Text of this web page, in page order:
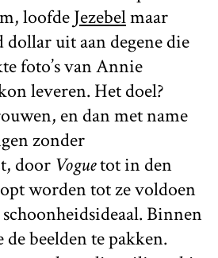
loofdeJezebelmaar
uit aan degene die
foto’s van Annie
leveren. Het doel?
en dan met name
zonder
door Voguetot in den
worden tot ze voldoen
Binnen
beelden te pakken.